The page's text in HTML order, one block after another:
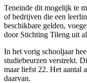
Teneinde dit mogelijk te
of bedrijven die een
beschikbare gelden,
door Stichting Tileng uit
In het vorig schooljaar
studiebeurzen verstrekt.
maar liefst 22. Het aantal
daarvan.